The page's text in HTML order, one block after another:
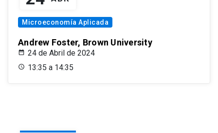
Microeconomía Aplicada
Andrew Foster, Brown University
24 de Abril de 2024
13:35 a 14:35